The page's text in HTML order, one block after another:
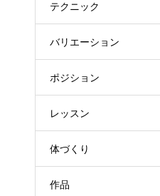
テクニック
バリエーション
ポジション
レッスン
体づくり
作品